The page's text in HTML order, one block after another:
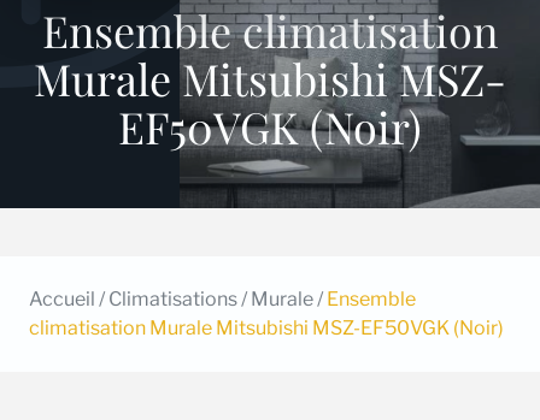
Ensemble climatisation
Murale Mitsubishi MSZ-
EF50VGK (Noir)
Accueil / Climatisations/ Murale/ Ensemble
climatisation Murale Mitsubishi MSZ-EF50VGK (Noir)